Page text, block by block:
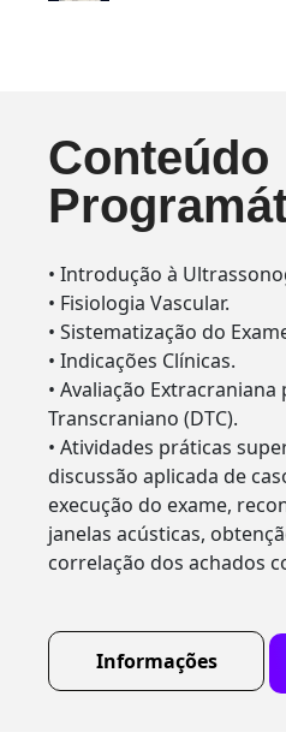
Conteúdo
• Introdução à
• Fisiologia Vascular.
• Sistematização do
• Indicações Clínicas.
• Avaliação
Transcraniano (DTC).
• Atividades práticas
discussão aplicada de
execução do exame,
janelas acústicas,
correlação dos achados
Informações